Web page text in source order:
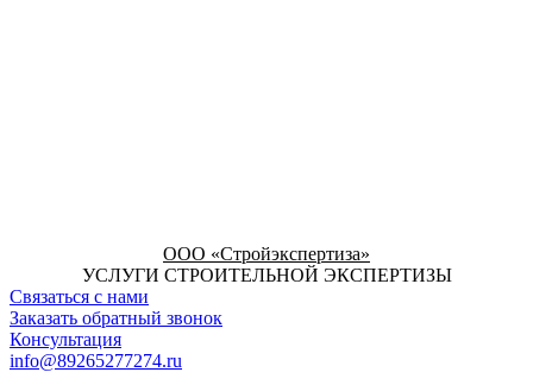
ООО «Стройэкспертиза»
УСЛУГИ СТРОИТЕЛЬНОЙ ЭКСПЕРТИЗЫ
Связаться с нами
Заказать обратный звонок
Консультация
info@89265277274.ru